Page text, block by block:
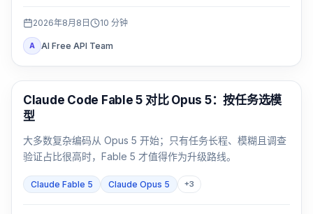
2026年8月8日 10 分钟
A AI Free API Team
Claude Code
Claude Code Fable 5 对比 Opus 5：按任务选模
型
大多数复杂编码从 Opus 5 开始；只有任务长程、模糊且调查
验证占比很高时，Fable 5 才值得作为升级路线。
Claude Fable 5 Claude Opus 5 +3